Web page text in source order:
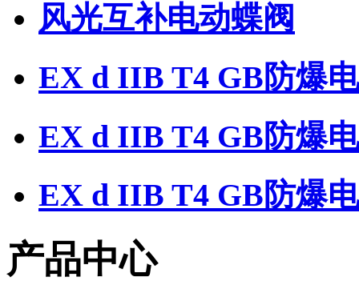
风光互补电动蝶阀
EX d IIB T4 GB防爆
EX d IIB T4 GB防爆
EX d IIB T4 GB防爆
产品中心